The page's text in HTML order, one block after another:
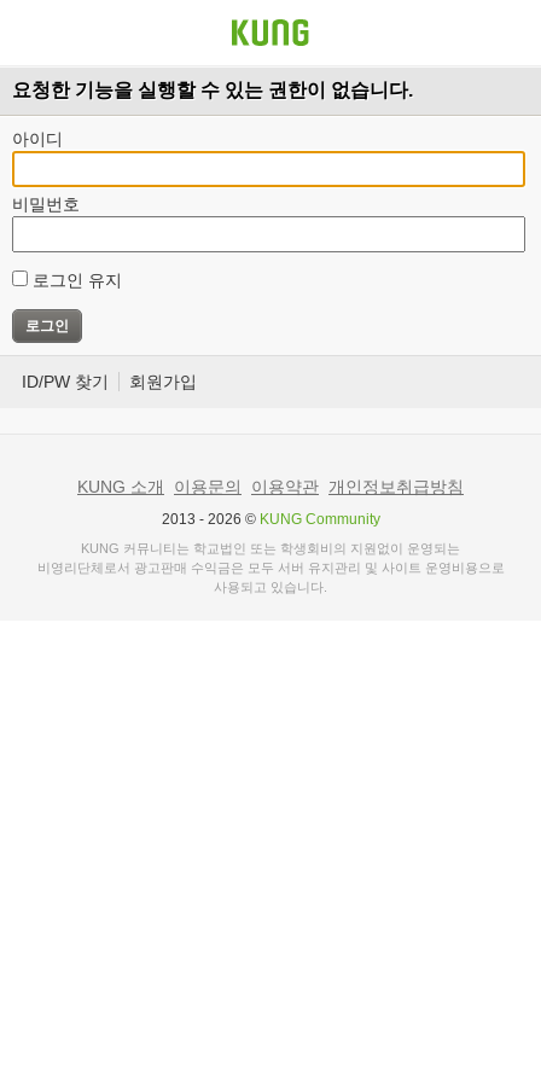
요청한 기능을 실행할 수 있는 권한이 없습니다.
아이디
비밀번호
로그인 유지
ID/PW 찾기 회원가입
KUNG 소개 이용문의 이용약관 개인정보취급방침
2013 - 2026 © KUNG Community
KUNG 커뮤니티는 학교법인 또는 학생회비의 지원없이 운영되는
비영리단체로서 광고판매 수익금은 모두 서버 유지관리 및 사이트 운영비용으로
사용되고 있습니다.